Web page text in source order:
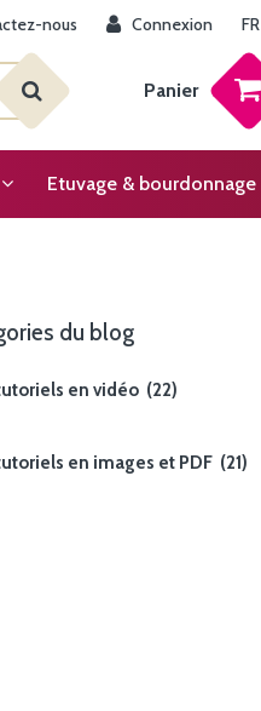
FR
Connexion
nous
Panier
Etuvage & bourdonnage
du blog
en vidéo (22)
en images et PDF (21)